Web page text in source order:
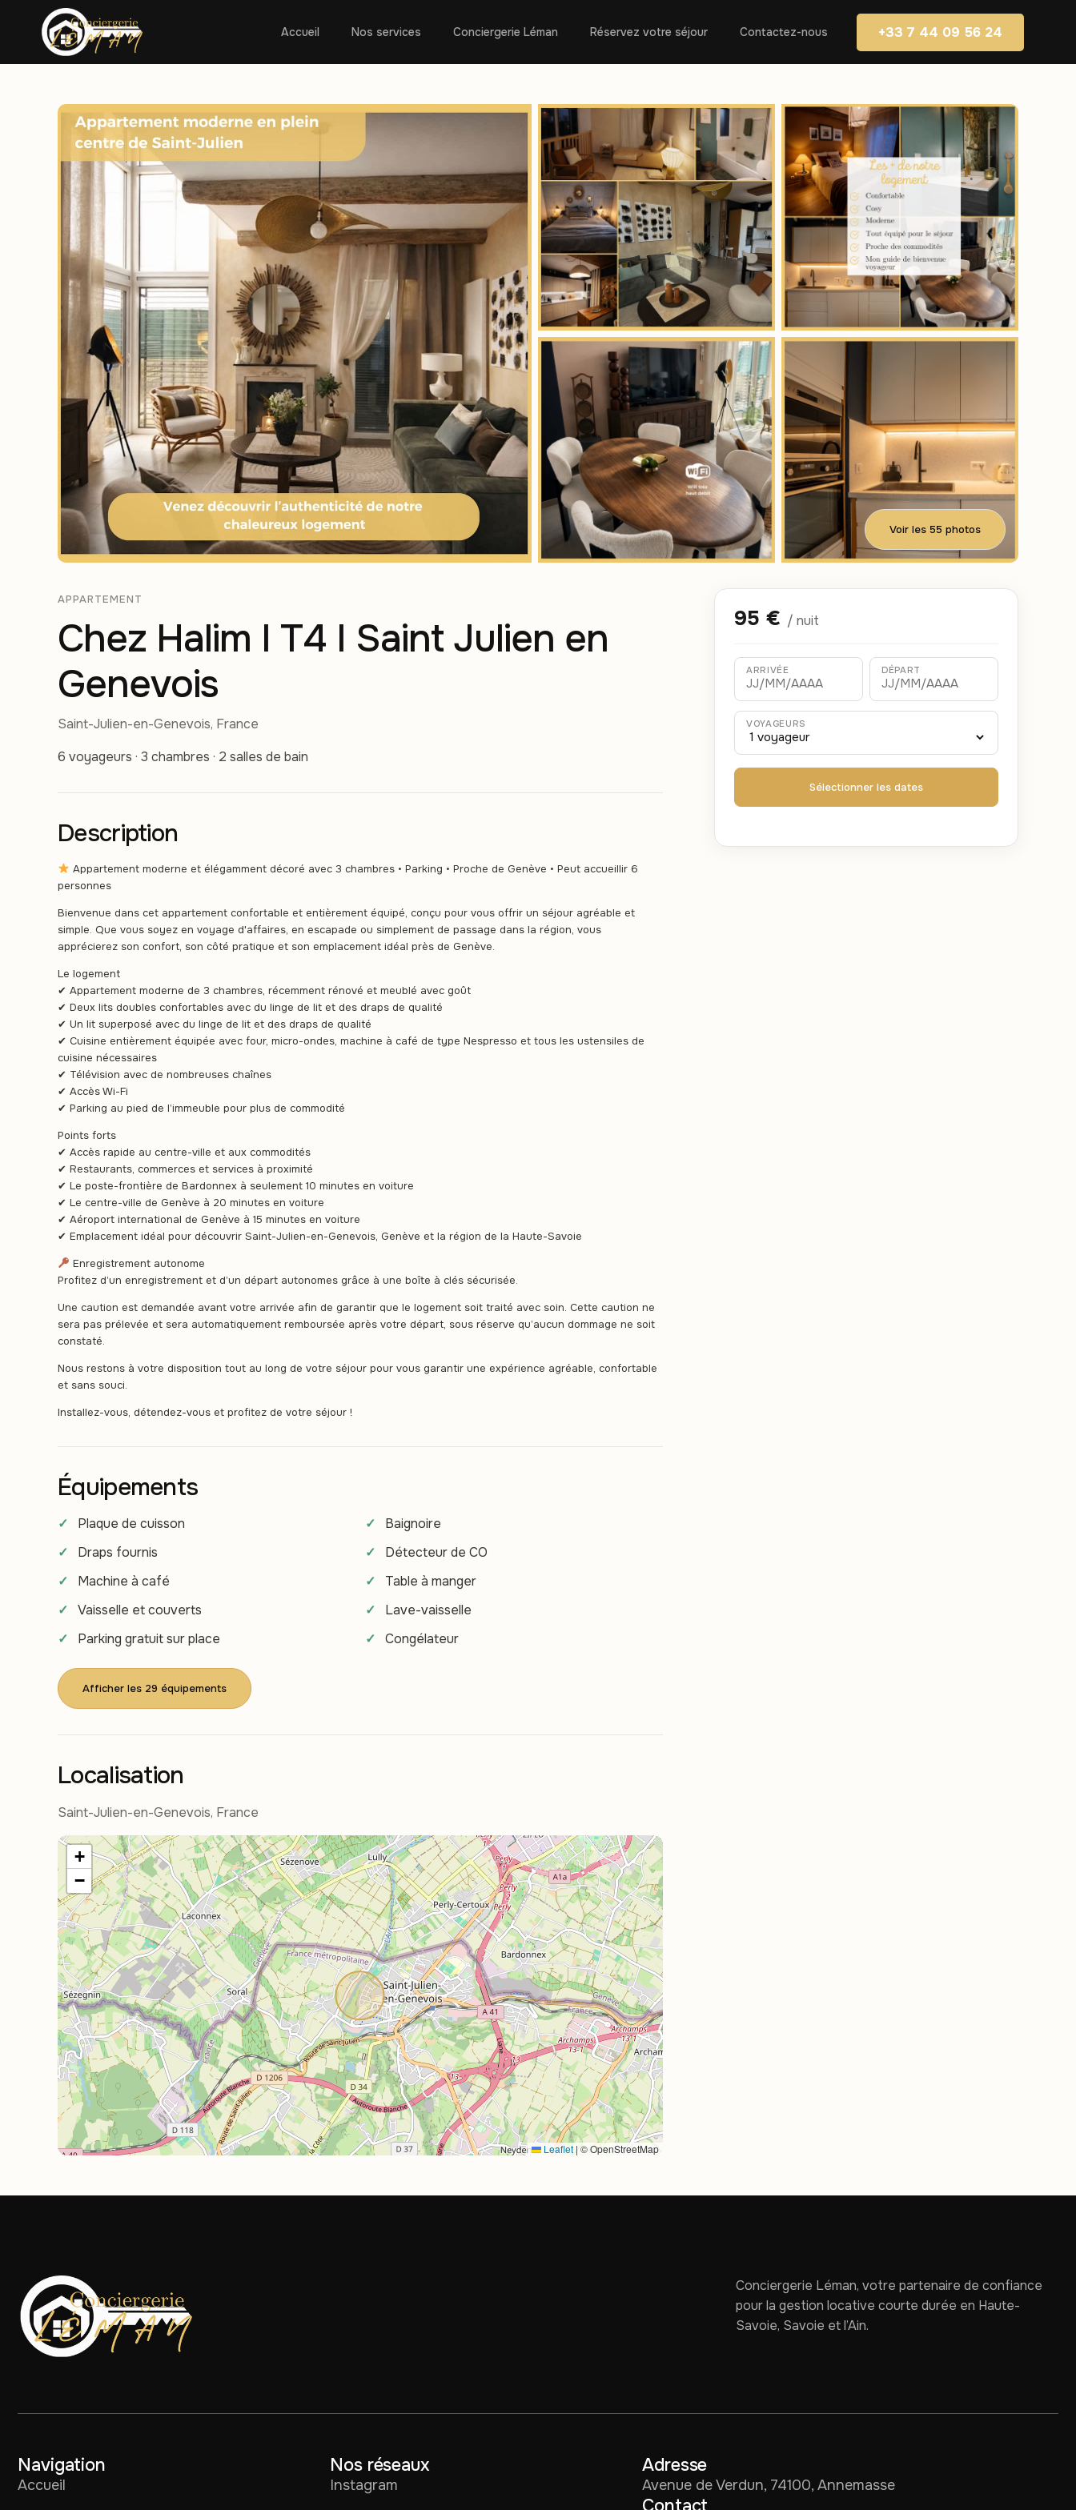
Accueil Nos services Conciergerie Léman Réservez votre séjour Contactez-nous +33 7 44 09 56 24
Voir les 55 photos
APPARTEMENT
Chez Halim I T4 I Saint Julien en
Genevois
Saint-Julien-en-Genevois, France
6 voyageurs · 3 chambres · 2 salles de bain
Description
Appartement moderne et élégamment décoré avec 3 chambres • Parking • Proche de Genève • Peut accueillir 6
personnes
Bienvenue dans cet appartement confortable et entièrement équipé, conçu pour vous offrir un séjour agréable et
simple. Que vous soyez en voyage d'affaires, en escapade ou simplement de passage dans la région, vous
apprécierez son confort, son côté pratique et son emplacement idéal près de Genève.
Le logement
✔ Appartement moderne de 3 chambres, récemment rénové et meublé avec goût
✔ Deux lits doubles confortables avec du linge de lit et des draps de qualité
✔ Un lit superposé avec du linge de lit et des draps de qualité
✔ Cuisine entièrement équipée avec four, micro-ondes, machine à café de type Nespresso et tous les ustensiles de
cuisine nécessaires
✔ Télévision avec de nombreuses chaînes
✔ Accès Wi-Fi
✔ Parking au pied de l’immeuble pour plus de commodité
Points forts
✔ Accès rapide au centre-ville et aux commodités
✔ Restaurants, commerces et services à proximité
✔ Le poste-frontière de Bardonnex à seulement 10 minutes en voiture
✔ Le centre-ville de Genève à 20 minutes en voiture
✔ Aéroport international de Genève à 15 minutes en voiture
✔ Emplacement idéal pour découvrir Saint-Julien-en-Genevois, Genève et la région de la Haute-Savoie
Enregistrement autonome
Profitez d’un enregistrement et d’un départ autonomes grâce à une boîte à clés sécurisée.
Une caution est demandée avant votre arrivée afin de garantir que le logement soit traité avec soin. Cette caution ne
sera pas prélevée et sera automatiquement remboursée après votre départ, sous réserve qu’aucun dommage ne soit
constaté.
Nous restons à votre disposition tout au long de votre séjour pour vous garantir une expérience agréable, confortable
et sans souci.
Installez-vous, détendez-vous et profitez de votre séjour !
Équipements
Plaque de cuisson
Baignoire
Draps fournis
Détecteur de CO
Machine à café
Table à manger
Vaisselle et couverts
Lave-vaisselle
Parking gratuit sur place
Congélateur
Afficher les 29 équipements
Localisation
Saint-Julien-en-Genevois, France
+
−
Leaflet| © OpenStreetMap
95 € / nuit
ARRIVÉE DÉPART
VOYAGEURS
Sélectionner les dates
Conciergerie Léman, votre partenaire de confiance
pour la gestion locative courte durée en Haute-
Savoie, Savoie et l’Ain.
Navigation
Accueil
Nos réseaux
Instagram
Adresse
Avenue de Verdun, 74100, Annemasse